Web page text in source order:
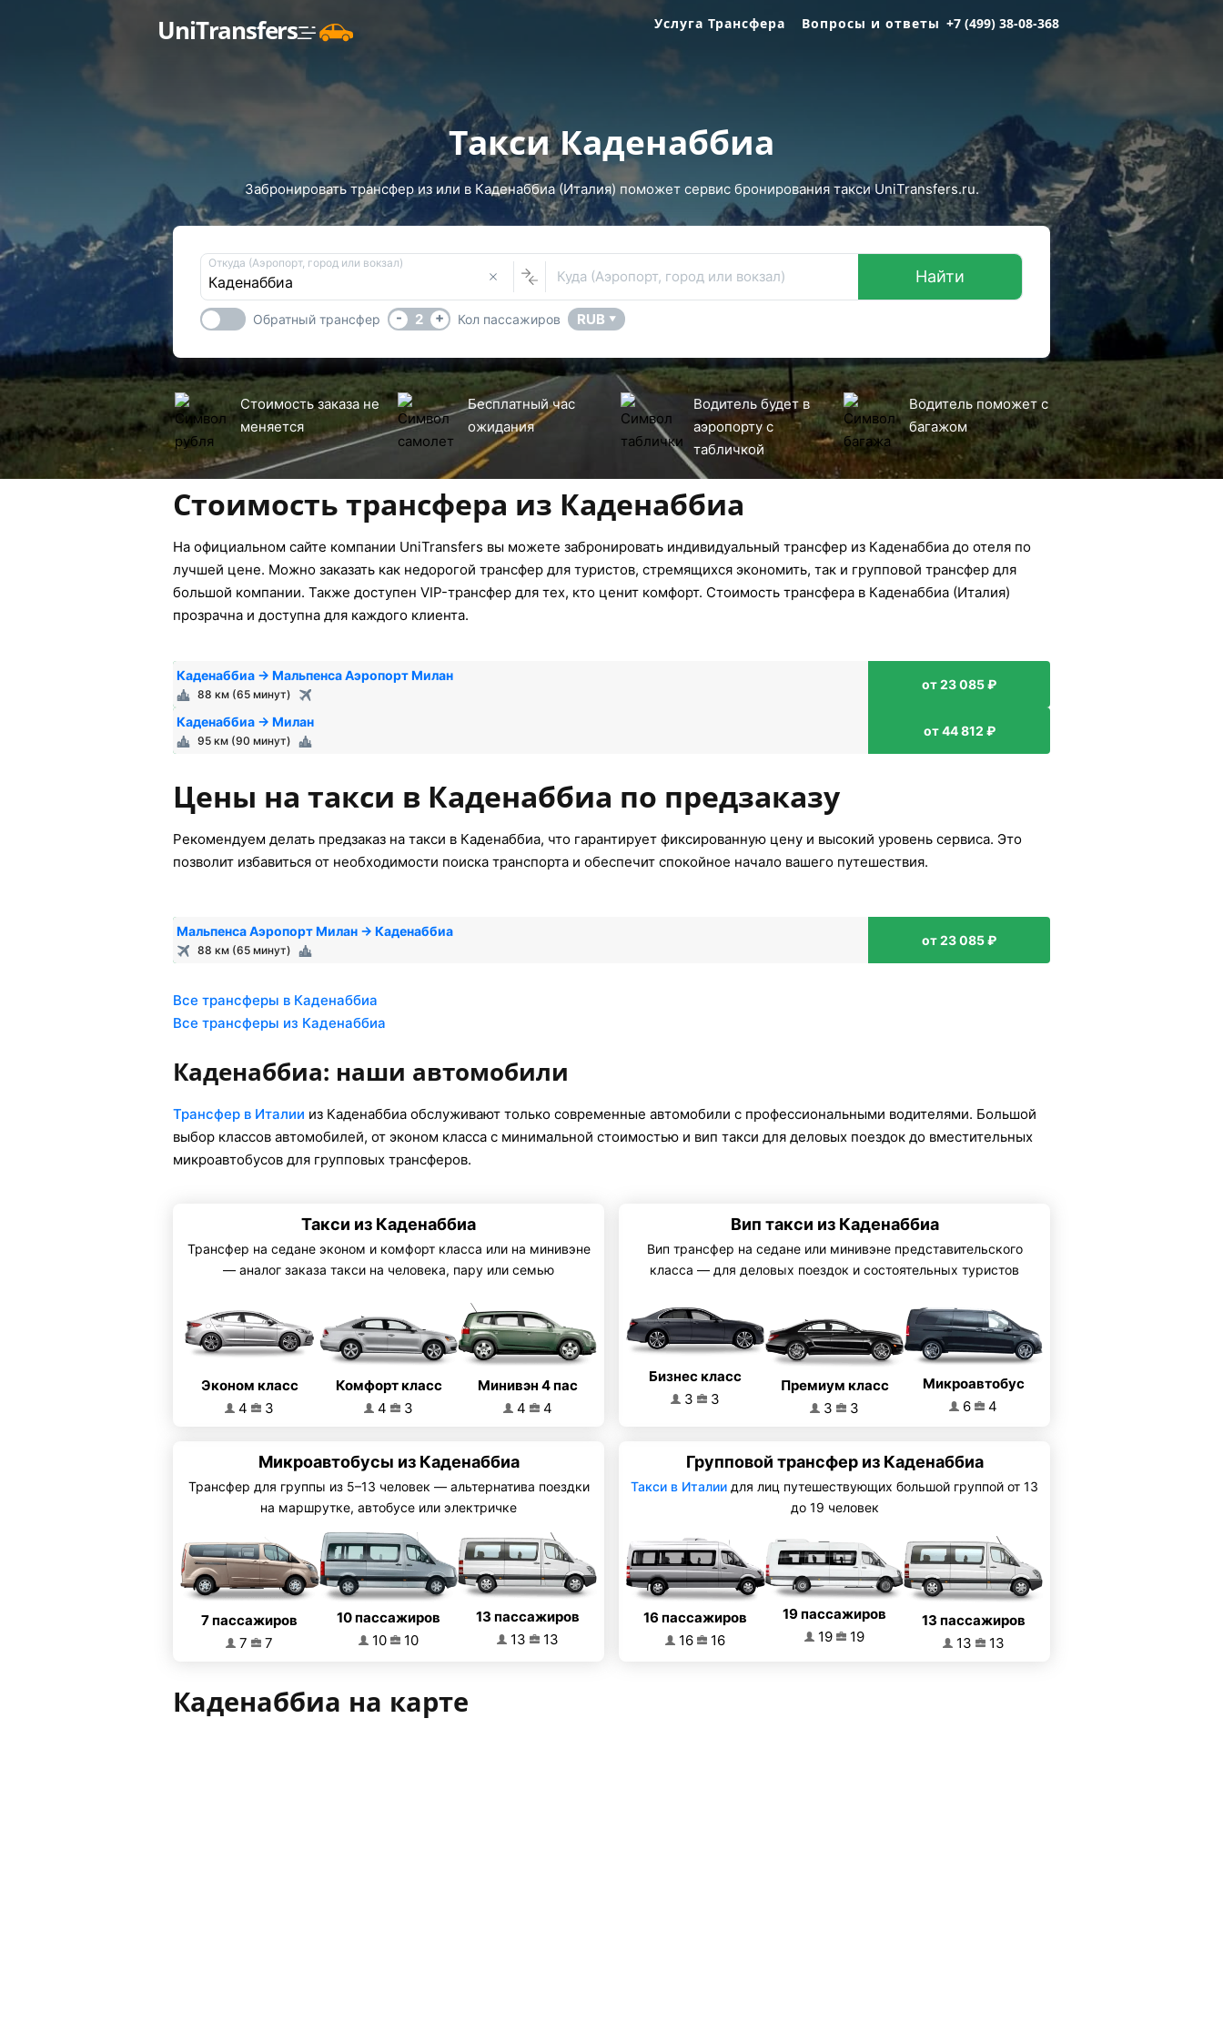
UniTransfers Услуга Трансфера Вопросы и ответы +7 (499) 38-08-368
Такси Каденаббиа
Забронировать трансфер из или в Каденаббиа (Италия) поможет сервис бронирования такси UniTransfers.ru.
Откуда (Аэропорт, город или вокзал)
Куда (Аэропорт, город или вокзал) Найти
Обратный трансфер - 2 + Кол пассажиров RUB ▼
Стоимость заказа не
меняется
Бесплатный час
ожидания
Водитель будет в
аэропорту с
табличкой
Водитель поможет с
багажом
Стоимость трансфера из Каденаббиа
На официальном сайте компании UniTransfers вы можете забронировать индивидуальный трансфер из Каденаббиа до отеля по
лучшей цене. Можно заказать как недорогой трансфер для туристов, стремящихся экономить, так и групповой трансфер для
большой компании. Также доступен VIP-трансфер для тех, кто ценит комфорт. Стоимость трансфера в Каденаббиа (Италия)
прозрачна и доступна для каждого клиента.
Каденаббиа → Мальпенса Аэропорт Милан
88 км (65 минут)
от 23 085 ₽
Каденаббиа → Милан
95 км (90 минут)
от 44 812 ₽
Цены на такси в Каденаббиа по предзаказу
Рекомендуем делать предзаказ на такси в Каденаббиа, что гарантирует фиксированную цену и высокий уровень сервиса. Это
позволит избавиться от необходимости поиска транспорта и обеспечит спокойное начало вашего путешествия.
Мальпенса Аэропорт Милан → Каденаббиа
88 км (65 минут)
от 23 085 ₽
Все трансферы в Каденаббиа
Все трансферы из Каденаббиа
Каденаббиа: наши автомобили
Трансфер в Италии из Каденаббиа обслуживают только современные автомобили с профессиональными водителями. Большой
выбор классов автомобилей, от эконом класса с минимальной стоимостью и вип такси для деловых поездок до вместительных
микроавтобусов для групповых трансферов.
Такси из Каденаббиа
Трансфер на седане эконом и комфорт класса или на минивэне
— аналог заказа такси на человека, пару или семью
Эконом класс
4
3
Комфорт класс
4
3
Минивэн 4 пас
4
4
Вип такси из Каденаббиа
Вип трансфер на седане или минивэне представительского
класса — для деловых поездок и состоятельных туристов
Бизнес класс
3
3
Премиум класс
3
3
Микроавтобус
6
4
Микроавтобусы из Каденаббиа
Трансфер для группы из 5–13 человек — альтернатива поездки
на маршрутке, автобусе или электричке
7 пассажиров
7
7
10 пассажиров
10
10
13 пассажиров
13
13
Групповой трансфер из Каденаббиа
Такси в Италии для лиц путешествующих большой группой от 13
до 19 человек
16 пассажиров
16
16
19 пассажиров
19
19
13 пассажиров
13
13
Каденаббиа на карте